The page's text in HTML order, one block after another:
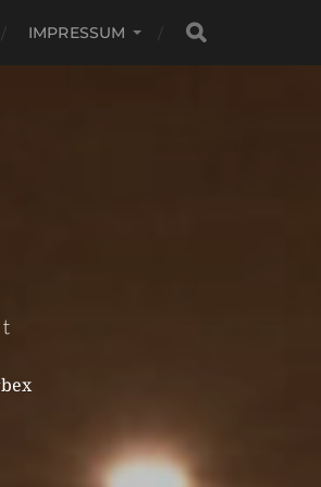
IMPRESSUM